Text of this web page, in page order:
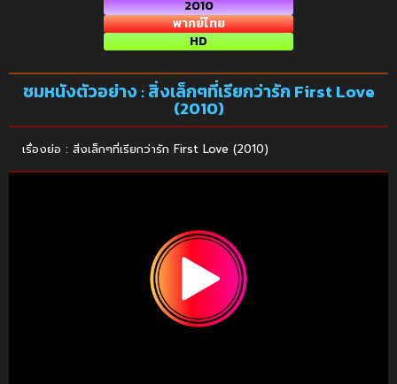
2010
พากย์ไทย
HD
ชมหนังตัวอย่าง : สิ่งเล็กๆที่เรียกว่ารัก First Love
(2010)
เรื่องย่อ : สิ่งเล็กๆที่เรียกว่ารัก First Love (2010)